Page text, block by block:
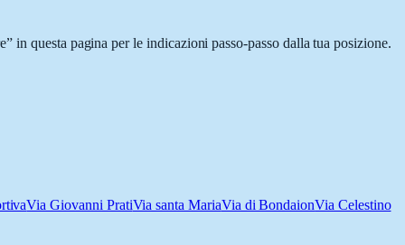
questa pagina per le indicazioni passo-passo dalla tua posizione.
Via Giovanni PratiVia santa MariaVia di BondaionVia Celestino